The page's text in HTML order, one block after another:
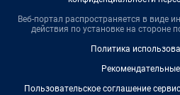
Веб-портал распространяется в виде
действия по установке на стороне
Политика
Пользовательское соглашение